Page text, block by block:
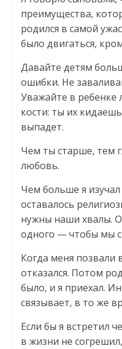
преимущества,
родился в самой
было двигаться,
Давайте детям
ошибки. Не
Уважайте в ребенке
кости: ты их
выпадет.
Чем ты старше, тем
любовь.
Чем больше я
оставалось
нужны наши хвалы.
одного — чтобы мы
Когда меня позвали
отказался. Потом
было, и я приехал.
связывает, в то же
Если бы я встретил
в жизни не